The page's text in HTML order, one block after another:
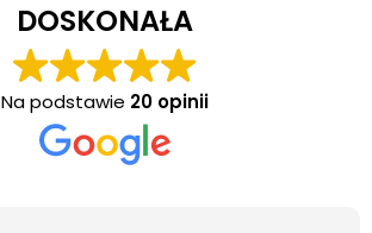
DOSKONAŁA
Na podstawie 20 opinii